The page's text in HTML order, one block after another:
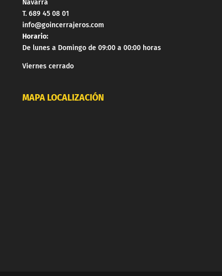
Navarra
T. 689 45 08 01
info@goincerrajeros.com
Horario:
De lunes a Domingo de 09:00 a 00:00 horas
Viernes cerrado
MAPA LOCALIZACIÓN